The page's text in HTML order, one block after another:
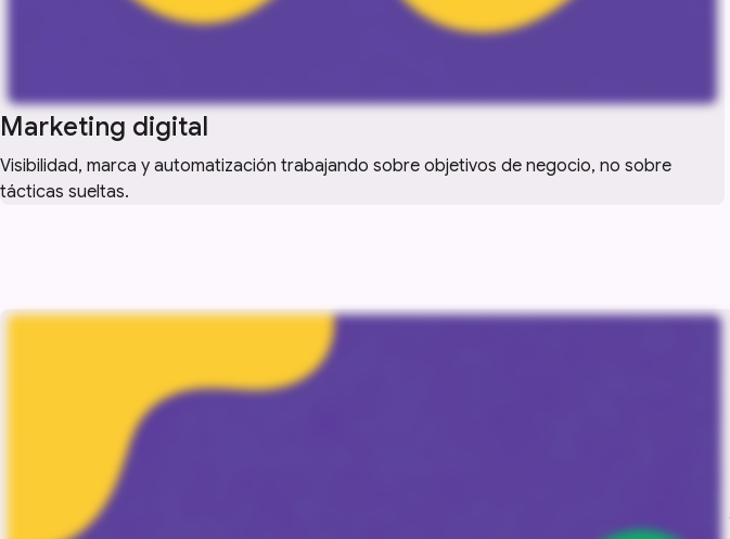
Marketing digital
Visibilidad, marca y automatización trabajando sobre objetivos de negocio, no sobre
tácticas sueltas.